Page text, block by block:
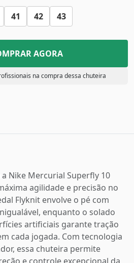
41 42 43
AGORA
na compra dessa chuteira
Nike Mercurial Superfly 10
agilidade e precisão no
Flyknit envolve o pé com
enquanto o solado
artificiais garante tração
cada jogada. Com tecnologia
essa chuteira permite